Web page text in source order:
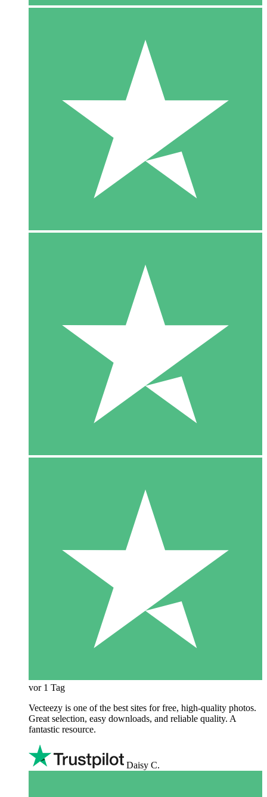
vor 1 Tag
Vecteezy is one of the best sites for free, high‑quality photos.
Great selection, easy downloads, and reliable quality. A
fantastic resource.
Daisy C.